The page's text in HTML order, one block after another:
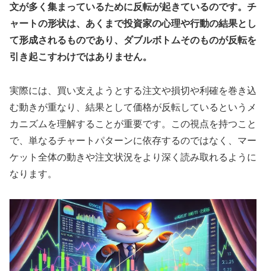
文が多く集まっているために反転が起きているのです。チ
ャートの形状は、あくまで投資家の心理や行動の結果とし
て形成されるものであり、ダブルボトムそのものが反転を
引き起こすわけではありません。
実際には、買い支えようとする注文や損切や利確を巻き込
む動きが重なり、結果として価格が反転しているというメ
カニズムを理解することが重要です。この視点を持つこと
で、単なるチャートパターンに依存するのではなく、マー
ケット全体の動きや注文状況をより深く読み取れるように
なります。